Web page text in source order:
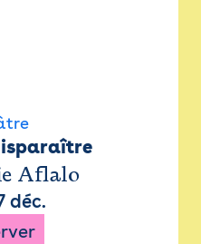
Aflalo
déc.